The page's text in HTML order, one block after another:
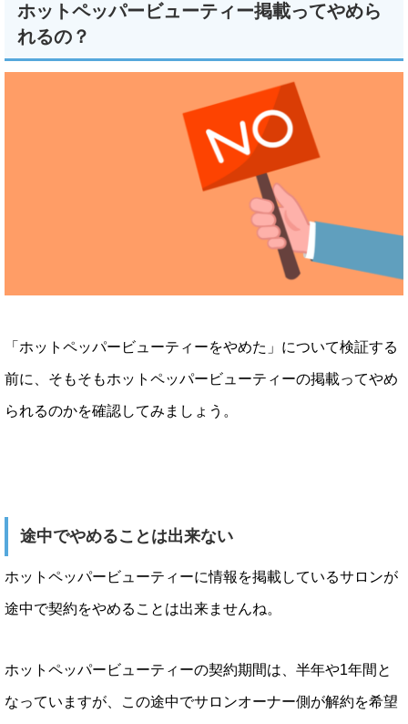
ホットペッパービューティー掲載ってやめら
れるの？
「ホットペッパービューティーをやめた」について検証する
前に、そもそもホットペッパービューティーの掲載ってやめ
られるのかを確認してみましょう。
途中でやめることは出来ない
ホットペッパービューティーに情報を掲載しているサロンが
途中で契約をやめることは出来ませんね。
ホットペッパービューティーの契約期間は、半年や1年間と
なっていますが、この途中でサロンオーナー側が解約を希望